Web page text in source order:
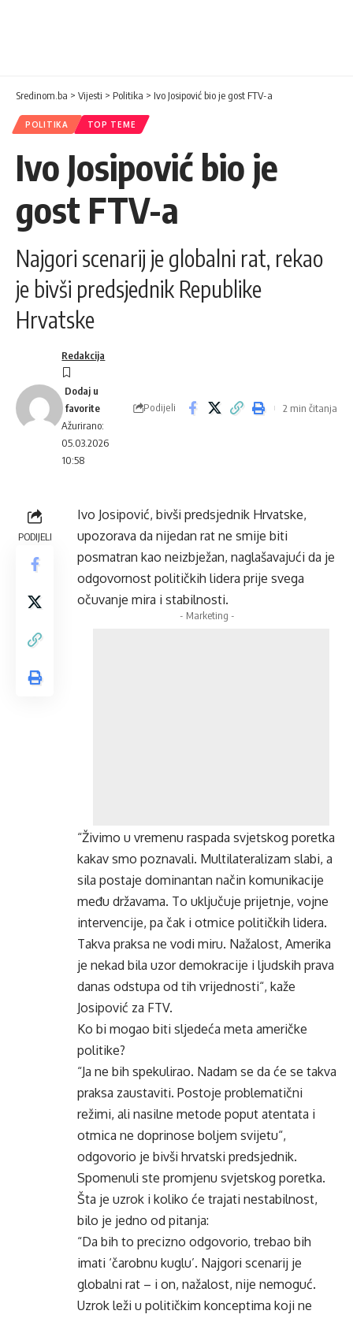
Sredinom.ba > Vijesti > Politika > Ivo Josipović bio je gost FTV-a
POLITIKA TOP TEME
Ivo Josipović bio je
gost FTV-a
Najgori scenarij je globalni rat, rekao
je bivši predsjednik Republike
Hrvatske
Ažurirano:
05.03.2026
10:58
Redakcija
Podijeli 2 min čitanja
PODIJELI
Ivo Josipović, bivši predsjednik Hrvatske,
upozorava da nijedan rat ne smije biti
posmatran kao neizbježan, naglašavajući da je
odgovornost političkih lidera prije svega
očuvanje mira i stabilnosti.
- Marketing -
“Živimo u vremenu raspada svjetskog poretka
kakav smo poznavali. Multilateralizam slabi, a
sila postaje dominantan način komunikacije
među državama. To uključuje prijetnje, vojne
intervencije, pa čak i otmice političkih lidera.
Takva praksa ne vodi miru. Nažalost, Amerika
je nekad bila uzor demokracije i ljudskih prava
danas odstupa od tih vrijednosti“, kaže
Josipović za FTV.
Ko bi mogao biti sljedeća meta američke
politike?
“Ja ne bih spekulirao. Nadam se da će se takva
praksa zaustaviti. Postoje problematični
režimi, ali nasilne metode poput atentata i
otmica ne doprinose boljem svijetu“,
odgovorio je bivši hrvatski predsjednik.
Spomenuli ste promjenu svjetskog poretka.
Šta je uzrok i koliko će trajati nestabilnost,
bilo je jedno od pitanja:
“Da bih to precizno odgovorio, trebao bih
imati ‘čarobnu kuglu’. Najgori scenarij je
globalni rat – i on, nažalost, nije nemoguć.
Uzrok leži u političkim konceptima koji ne